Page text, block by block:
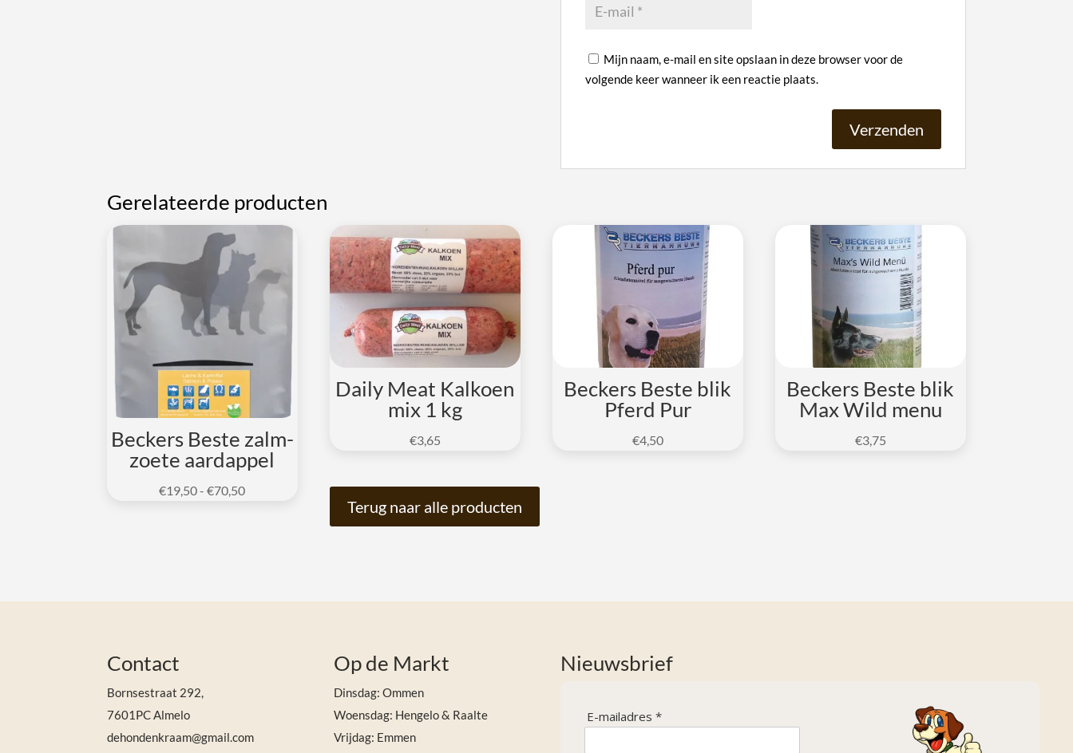
Mijn naam, e-mail en site opslaan in deze browser voor de
volgende keer wanneer ik een reactie plaats.
Gerelateerde producten
Beckers Beste zalm-
zoete aardappel
€19,50- €70,50Prijsklasse:
Daily Meat Kalkoen
mix 1 kg
€3,65
Beckers Beste blik
Pferd Pur
€4,50
Beckers Beste blik
Max Wild menu
€3,75
Terug naar alle producten
Contact
Bornsestraat 292,
7601PC Almelo
dehondenkraam@gmail.com
Op de Markt
Dinsdag: Ommen
Woensdag: Hengelo & Raalte
Vrijdag: Emmen
Nieuwsbrief
E-mailadres *